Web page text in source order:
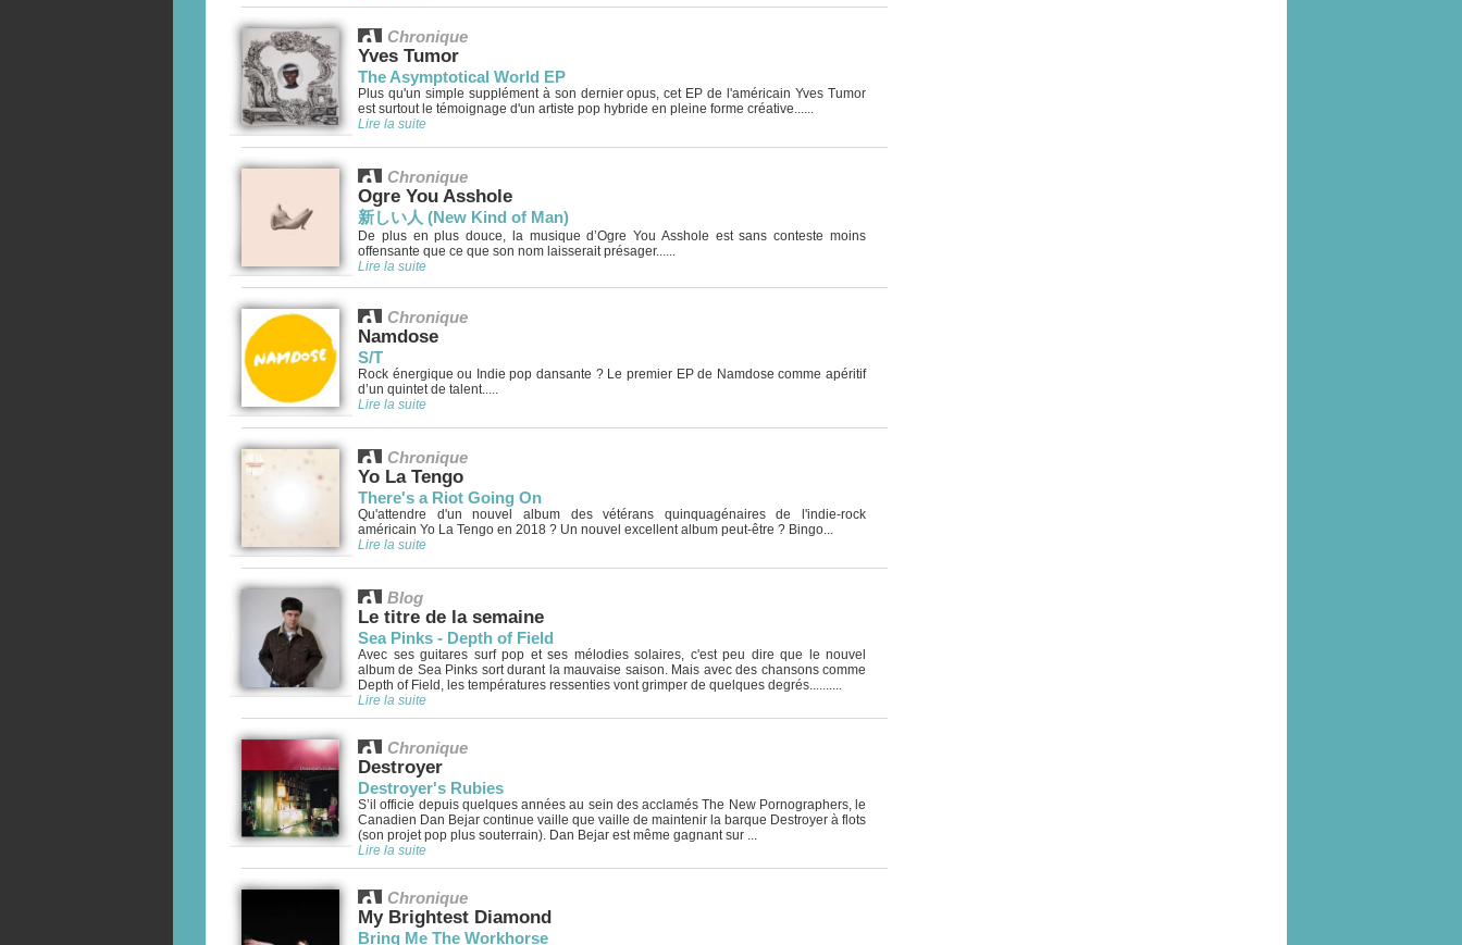
Chronique
Yves Tumor
The Asymptotical World EP
Plus qu'un simple supplément à son dernier opus, cet EP de l'américain Yves Tumor
est surtout le témoignage d'un artiste pop hybride en pleine forme créative......
Lire la suite
Chronique
Ogre You Asshole
新しい人 (New Kind of Man)
De plus en plus douce, la musique d’Ogre You Asshole est sans conteste moins
offensante que ce que son nom laisserait présager......
Lire la suite
Chronique
Namdose
S/T
Rock énergique ou Indie pop dansante ? Le premier EP de Namdose comme apéritif
d’un quintet de talent.....
Lire la suite
Chronique
Yo La Tengo
There's a Riot Going On
Qu'attendre d'un nouvel album des vétérans quinquagénaires de l'indie-rock
américain Yo La Tengo en 2018 ? Un nouvel excellent album peut-être ? Bingo...
Lire la suite
Blog
Le titre de la semaine
Sea Pinks - Depth of Field
Avec ses guitares surf pop et ses mélodies solaires, c'est peu dire que le nouvel
album de Sea Pinks sort durant la mauvaise saison. Mais avec des chansons comme
Depth of Field, les températures ressenties vont grimper de quelques degrés..........
Lire la suite
Chronique
Destroyer
Destroyer's Rubies
S’il officie depuis quelques années au sein des acclamés The New Pornographers, le
Canadien Dan Bejar continue vaille que vaille de maintenir la barque Destroyer à flots
(son projet pop plus souterrain). Dan Bejar est même gagnant sur ...
Lire la suite
Chronique
My Brightest Diamond
Bring Me The Workhorse